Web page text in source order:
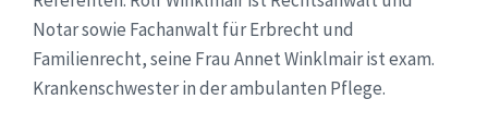
Notar sowie Fachanwalt für Erbrecht und
Familienrecht, seine Frau Annet Winklmair ist exam.
Krankenschwester in der ambulanten Pflege.